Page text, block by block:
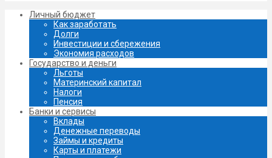
Личный бюджет
Как заработать
Долги
Инвестиции и сбережения
Экономия расходов
Государство и деньги
Льготы
Материнский капитал
Налоги
Пенсия
Банки и сервисы
Вклады
Денежные переводы
Займы и кредиты
Карты и платежи